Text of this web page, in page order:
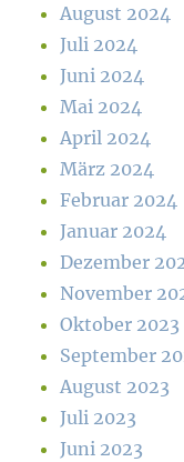
August 2024
Juli 2024
Juni 2024
Mai 2024
April 2024
März 2024
Februar 2024
Januar 2024
Dezember
November
Oktober 2023
September
August 2023
Juli 2023
Juni 2023